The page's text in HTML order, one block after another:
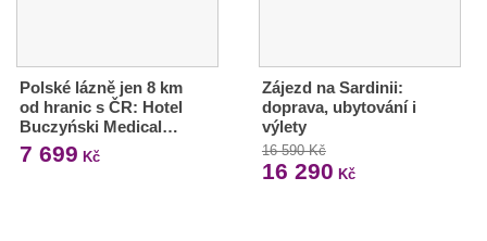
Polské lázně jen 8 km
od hranic s ČR: Hotel
Buczyński Medical…
7 699 Kč
Zájezd na Sardinii:
doprava, ubytování i
výlety
16 590 Kč
16 290 Kč